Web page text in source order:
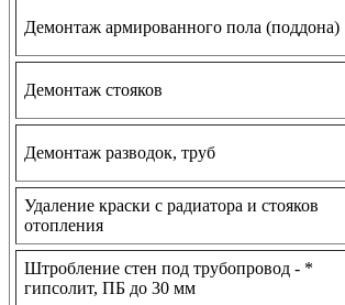
Демонтаж армированного пола (поддона)
Демонтаж стояков
Демонтаж разводок, труб
Удаление краски с радиатора и стояков
отопления
Штробление стен под трубопровод - *
гипсолит, ПБ до 30 мм